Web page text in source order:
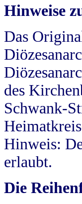
Hinweise
Das
des
Schwank-
Hinweis:
erlaubt.
Die